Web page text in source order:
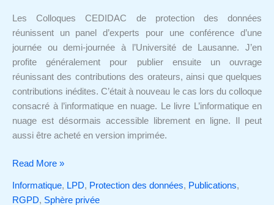
Les Colloques CEDIDAC de protection des données
réunissent un panel d’experts pour une conférence d’une
journée ou demi-journée à l’Université de Lausanne. J’en
profite généralement pour publier ensuite un ouvrage
réunissant des contributions des orateurs, ainsi que quelques
contributions inédites. C’était à nouveau le cas lors du colloque
consacré à l’informatique en nuage. Le livre L’informatique en
nuage est désormais accessible librement en ligne. Il peut
aussi être acheté en version imprimée.
Read More »
Informatique, LPD, Protection des données, Publications,
RGPD, Sphère privée